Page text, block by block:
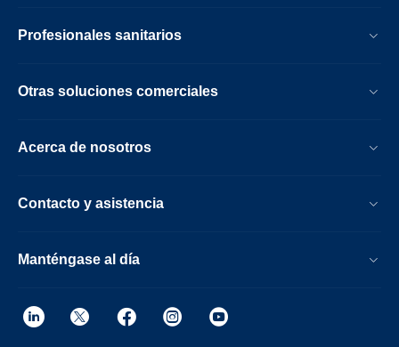
Profesionales sanitarios
Otras soluciones comerciales
Acerca de nosotros
Contacto y asistencia
Manténgase al día